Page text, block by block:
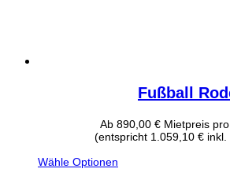
Fußball
Ab 890,00 € Mietpreis
(entspricht 1.059,10 € inkl.
Wähle Optionen